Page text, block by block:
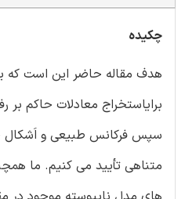
چکیده
هدف مقاله حاضر این است که
برایاستخراج معادلات حاکم
سپس فرکانس طبیعی و اَشکال
متناهی تأیید می کنیم. ما